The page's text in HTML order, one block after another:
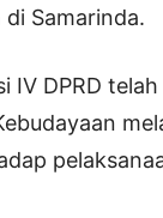
Samarinda.
IV DPRD